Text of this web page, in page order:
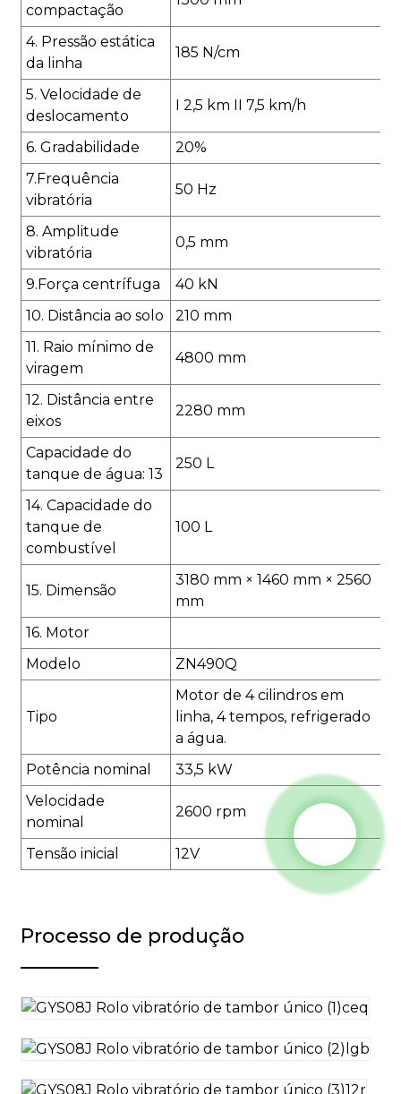
compactação
4. Pressão estática
da linha
185 N/cm
5. Velocidade de
deslocamento
I 2,5 km II 7,5 km/h
6. Gradabilidade
20%
7.Frequência
vibratória
50 Hz
8. Amplitude
vibratória
0,5 mm
9.Força centrífuga
40 kN
10. Distância ao solo
210 mm
11. Raio mínimo de
viragem
4800 mm
12. Distância entre
eixos
2280 mm
Capacidade do
tanque de água: 13
250 L
14. Capacidade do
tanque de
combustível
100 L
15. Dimensão
3180 mm × 1460 mm × 2560
mm
16. Motor
Modelo
ZN490Q
Tipo
Motor de 4 cilindros em
linha, 4 tempos, refrigerado
a água.
Potência nominal
33,5 kW
Velocidade
nominal
2600 rpm
Tensão inicial 12V
Processo de produção